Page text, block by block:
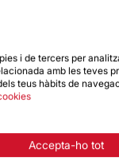
desembre es
i el lleó
i de tercers per
amb les teves
teus hàbits de
Accepta-ho tot